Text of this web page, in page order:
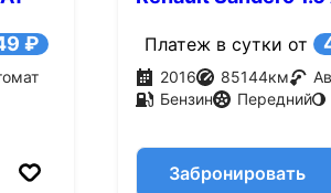
₽ Платеж в сутки от
2016 85144км
Бензин
Передний
Забронировать